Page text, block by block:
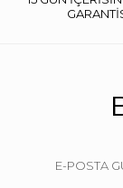
E-POSTA